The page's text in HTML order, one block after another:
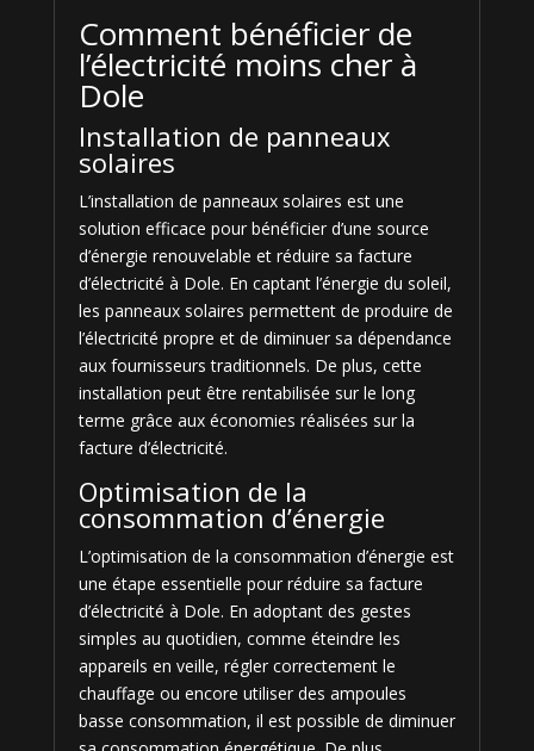
Comment bénéficier de
l’électricité moins cher à
Dole
Installation de panneaux
solaires
L’installation de panneaux solaires est une
solution efficace pour bénéficier d’une source
d’énergie renouvelable et réduire sa facture
d’électricité à Dole. En captant l’énergie du soleil,
les panneaux solaires permettent de produire de
l’électricité propre et de diminuer sa dépendance
aux fournisseurs traditionnels. De plus, cette
installation peut être rentabilisée sur le long
terme grâce aux économies réalisées sur la
facture d’électricité.
Optimisation de la
consommation d’énergie
L’optimisation de la consommation d’énergie est
une étape essentielle pour réduire sa facture
d’électricité à Dole. En adoptant des gestes
simples au quotidien, comme éteindre les
appareils en veille, régler correctement le
chauffage ou encore utiliser des ampoules
basse consommation, il est possible de diminuer